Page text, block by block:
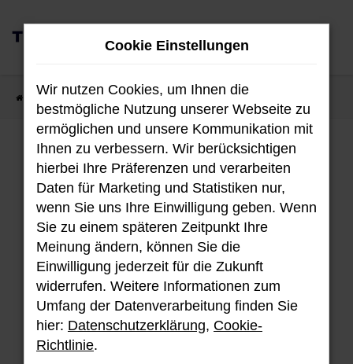
Zum
Hauptinhalt
Fahrzeug-Showroom
Unser aktuellen Bestand an Hyundai
Fahrzeugen.
Fehler: Network Error
Cookie Einstellungen
Wir nutzen Cookies, um Ihnen die
bestmögliche Nutzung unserer Webseite zu
ermöglichen und unsere Kommunikation mit
Ihnen zu verbessern. Wir berücksichtigen
hierbei Ihre Präferenzen und verarbeiten
Daten für Marketing und Statistiken nur,
wenn Sie uns Ihre Einwilligung geben. Wenn
Sie zu einem späteren Zeitpunkt Ihre
Meinung ändern, können Sie die
Einwilligung jederzeit für die Zukunft
widerrufen. Weitere Informationen zum
Umfang der Datenverarbeitung finden Sie
hier: Datenschutzerklärung, Cookie-
Richtlinie.